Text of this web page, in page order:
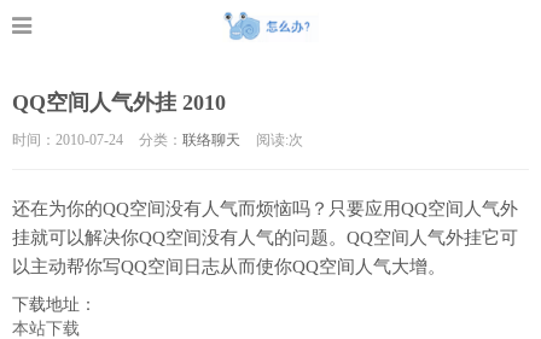
QQ空间人气外挂 2010
时间：2010-07-24 分类： 联络聊天 阅读:次
还在为你的QQ空间没有人气而烦恼吗？只要应用QQ空间人气外
挂就可以解决你QQ空间没有人气的问题。QQ空间人气外挂它可
以主动帮你写QQ空间日志从而使你QQ空间人气大增。
下载地址：
本站下载